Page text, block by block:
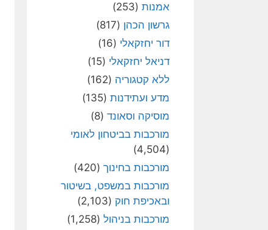
אמנות (253)
גרשון הכהן (817)
דור יחזקאלי (16)
דניאל יחזקאלי (15)
ללא קטגוריה (162)
מדע ועתידנות (135)
מוסיקה וסאונד (8)
מורכבות בביטחון לאומי
(4,504)
מורכבות בחינוך (420)
מורכבות במשפט, בשיטור
ובאכיפת חוק (2,103)
מורכבות בניהול (1,258)